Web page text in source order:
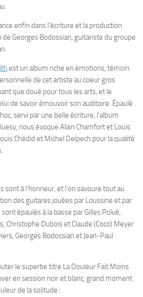
enfin dans l’écriture et la production
de Georges Bodossian, guitariste du groupe
est un album riche en émotions, témoin
de cet artiste au coeur gros
que doué pour tous les arts, et le
de savoir émouvoir son auditoire. Épaulé
servi par une belle écriture, l’album
nous évoque Alain Chamfort et Louis
Chédid et Michel Delpech pour la qualité
sont à l’honneur, et l’on savoure tout au
des guitares jouées par Loussine et par
épaulés à la basse par Gilles Polvé,
Christophe Dubois et Claude (Coco) Meyer
Georges Bodossian et Jean-Paul
le superbe titre La Douleur Fait Moins
en session noir et blanc, grand moment
de la solitude :